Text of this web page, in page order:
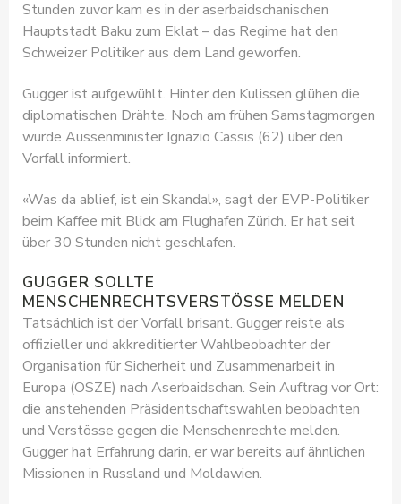
Stunden zuvor kam es in der aserbaidschanischen
Hauptstadt Baku zum Eklat – das Regime hat den
Schweizer Politiker aus dem Land geworfen.
Gugger ist aufgewühlt. Hinter den Kulissen glühen die
diplomatischen Drähte. Noch am frühen Samstagmorgen
wurde Aussenminister Ignazio Cassis (62) über den
Vorfall informiert.
«Was da ablief, ist ein Skandal», sagt der EVP-Politiker
beim Kaffee mit Blick am Flughafen Zürich. Er hat seit
über 30 Stunden nicht geschlafen.
GUGGER SOLLTE
MENSCHENRECHTSVERSTÖSSE MELDEN
Tatsächlich ist der Vorfall brisant. Gugger reiste als
offizieller und akkreditierter Wahlbeobachter der
Organisation für Sicherheit und Zusammenarbeit in
Europa (OSZE) nach Aserbaidschan. Sein Auftrag vor Ort:
die anstehenden Präsidentschaftswahlen beobachten
und Verstösse gegen die Menschenrechte melden.
Gugger hat Erfahrung darin, er war bereits auf ähnlichen
Missionen in Russland und Moldawien.